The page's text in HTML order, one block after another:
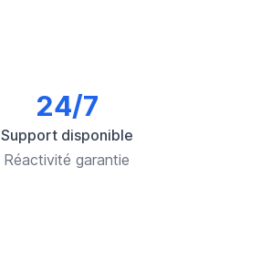
24/7
Support disponible
Réactivité garantie